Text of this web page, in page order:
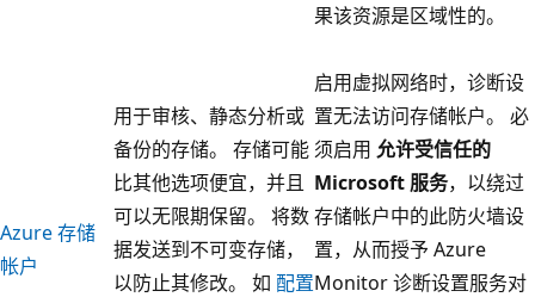
Azure 存储
帐户
用于审核、静态分析或
备份的存储。 存储可能
比其他选项便宜，并且
可以无限期保留。 将数
据发送到不可变存储，
以防止其修改。 如 配置
果该资源是区域性的。
启用虚拟网络时，诊断设
置无法访问存储帐户。 必
须启用 允许受信任的
Microsoft 服务，以绕过
存储帐户中的此防火墙设
置，从而授予 Azure
Monitor 诊断设置服务对